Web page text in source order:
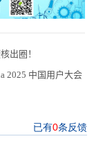
出圈！
2025 中国用户大会